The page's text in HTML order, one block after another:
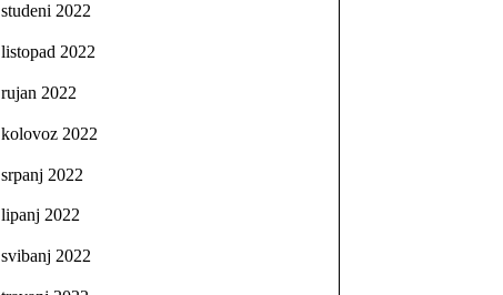
studeni 2022
listopad 2022
rujan 2022
kolovoz 2022
srpanj 2022
lipanj 2022
svibanj 2022